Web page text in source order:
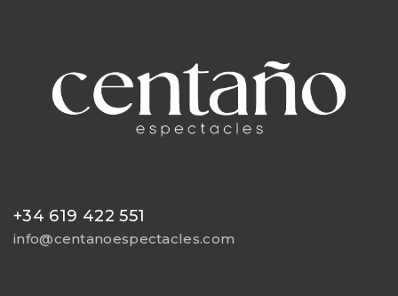
+34 619 422 551
info@centanoespectacles.com